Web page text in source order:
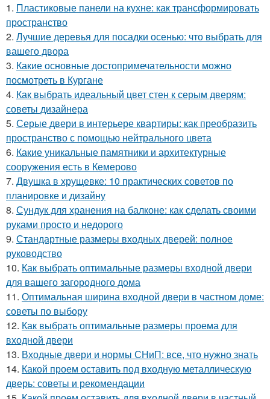
1. Пластиковые панели на кухне: как трансформировать
пространство
2. Лучшие деревья для посадки осенью: что выбрать для
вашего двора
3. Какие основные достопримечательности можно
посмотреть в Кургане
4. Как выбрать идеальный цвет стен к серым дверям:
советы дизайнера
5. Серые двери в интерьере квартиры: как преобразить
пространство с помощью нейтрального цвета
6. Какие уникальные памятники и архитектурные
сооружения есть в Кемерово
7. Двушка в хрущевке: 10 практических советов по
планировке и дизайну
8. Сундук для хранения на балконе: как сделать своими
руками просто и недорого
9. Стандартные размеры входных дверей: полное
руководство
10. Как выбрать оптимальные размеры входной двери
для вашего загородного дома
11. Оптимальная ширина входной двери в частном доме:
советы по выбору
12. Как выбрать оптимальные размеры проема для
входной двери
13. Входные двери и нормы СНиП: все, что нужно знать
14. Какой проем оставить под входную металлическую
дверь: советы и рекомендации